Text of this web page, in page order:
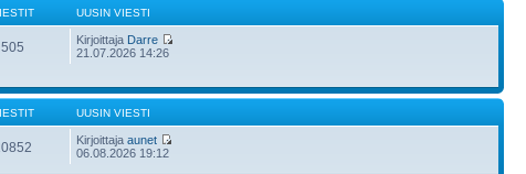
UUSIN VIESTI
505 Kirjoittaja Darre
21.07.2026 14:26
UUSIN VIESTI
Kirjoittajaaunet
06.08.2026 19:12